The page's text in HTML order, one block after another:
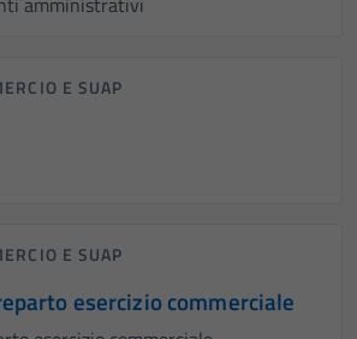
E SUAP
E SUAP
esercizio commerciale